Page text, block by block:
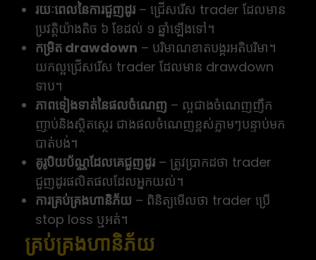
រយៈពេលនៃការជួញដូរ – ជ្រើសរើស trader ដែលមាន
ប្រវត្តិយ៉ាងតិច ៦ ខែដល់ ១ ឆ្នាំឡើងទៅ។
កម្រិត drawdown – បរិមាណខាតបង្គរអតិបរិមា។
យកល្អជ្រើសរើស trader ដែលមាន drawdown
ទាប។
ភាពទៀងទាត់នៃផលចំណេញ – ល្អជាងចំណេញញឹក
ញាប់និងស្ថិតស្ថេរ ជាងផលចំណេញខ្ពស់ភ្លាមៗបន្ទាប់មក
បាត់បង់។
គូរូបិយប័ណ្ណដែលគេជួញដូរ – ត្រូវប្រាកដថា trader
ជួញដូរផលិតផលដែលអ្នកយល់។
ការគ្រប់គ្រងហានិភ័យ – ពិនិត្យមើលថា trader ប្រើ
stop loss ឬអត់។
គ្រប់គ្រងហានិភ័យ